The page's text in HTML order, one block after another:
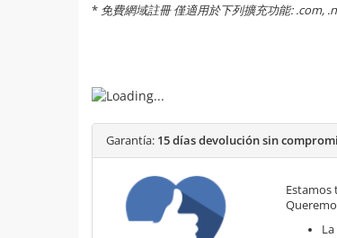
* 免費網域註冊 僅適用於下列擴充功能: .com,
Garantía: 15 días devolución sin
Estamos